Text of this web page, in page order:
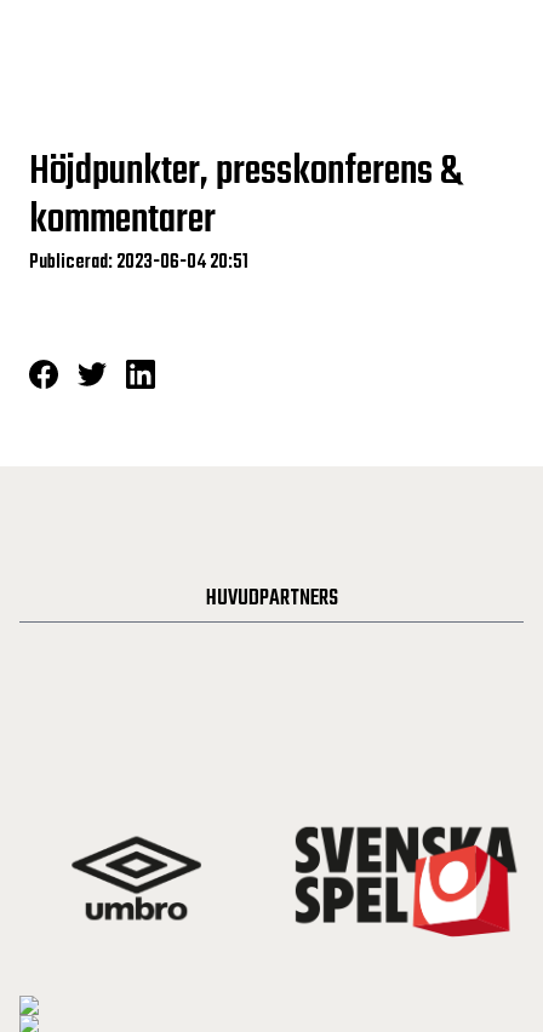
Höjdpunkter, presskonferens &
kommentarer
Publicerad: 2023-06-04 20:51
HUVUDPARTNERS